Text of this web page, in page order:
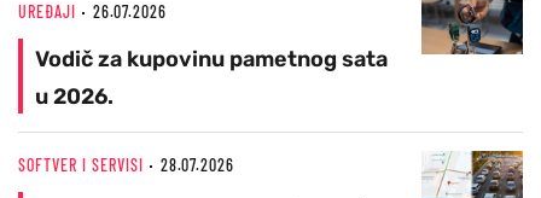
UREĐAJI 26.07.2026
Vodič za kupovinu pametnog sata
u 2026.
SOFTVER I SERVISI 28.07.2026